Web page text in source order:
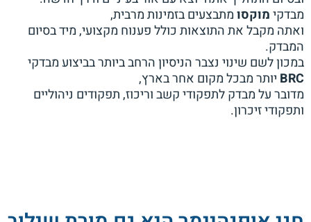
מבדקימוקסומתבצעים בזמינות מרבית,
ואתה מקבל את התוצאות כולל פענוח מקצועי, מיד בסיום
המבדק.
במכון לשם שינוי נצבר הניסיון הרחב ביותר בביצוע מבדקי
BRC יותר מבכל מקום אחר בארץ,
מדובר על מבדק לתפקודי קשב וריכוז, תפקודים ניהוליים
ותפקודי זיכרון.